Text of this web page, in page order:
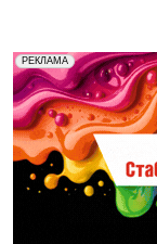
РЕКЛАМА
Реклама.
Печати" erid: